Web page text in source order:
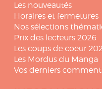
Les nouveautés
Horaires et fermetures
Nos sélections
Prix des lecteurs 2026
Les coups de coeur
Les Mordus du Manga
Vos derniers